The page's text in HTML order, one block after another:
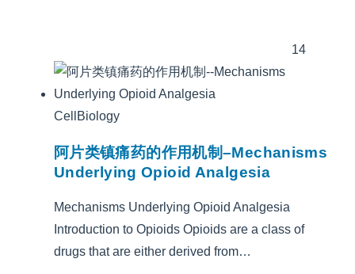
14
CellBiology
阿片类镇痛药的作用机制–Mechanisms
Underlying Opioid Analgesia
Mechanisms Underlying Opioid Analgesia
Introduction to Opioids Opioids are a class of
drugs that are either derived from…